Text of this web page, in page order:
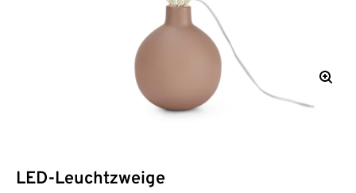
LED-Leuchtzweige